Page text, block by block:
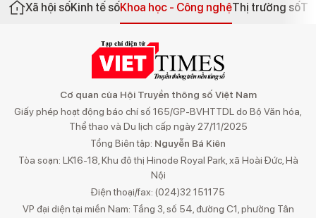
Xã hội sốKinh tế sốKhoa học - Công nghệThị trường số
Cơ quan của Hội Truyền thông số Việt Nam
Giấy phép hoạt động báo chí số 165/GP-BVHTTDL do Bộ Văn hóa,
Thể thao và Du lịch cấp ngày 27/11/2025
Tổng Biên tập: Nguyễn Bá Kiên
Tòa soạn: LK16-18, Khu đô thị Hinode Royal Park, xã Hoài Đức, Hà
Nội
Điện thoại/fax: (024)32 151175
VP đại diện tại miền Nam: Tầng 3, số 54, đường C1, phường Tân